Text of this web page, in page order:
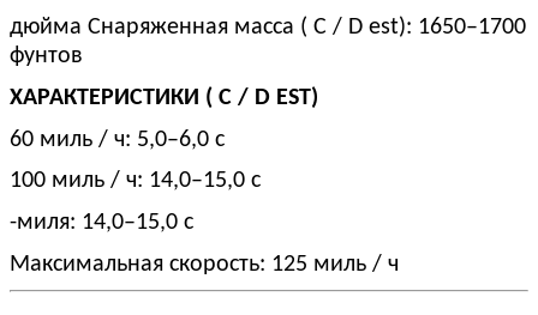
дюйма Снаряженная масса ( C / D est): 1650–1700
фунтов
ХАРАКТЕРИСТИКИ ( C / D EST)
60 миль / ч: 5,0–6,0 с
100 миль / ч: 14,0–15,0 с
-миля: 14,0–15,0 с
Максимальная скорость: 125 миль / ч